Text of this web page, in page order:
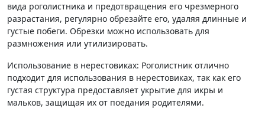
вида роголистника и предотвращения его чрезмерного
разрастания, регулярно обрезайте его, удаляя длинные и
густые побеги. Обрезки можно использовать для
размножения или утилизировать.
Использование в нерестовиках: Роголистник отлично
подходит для использования в нерестовиках, так как его
густая структура предоставляет укрытие для икры и
мальков, защищая их от поедания родителями.